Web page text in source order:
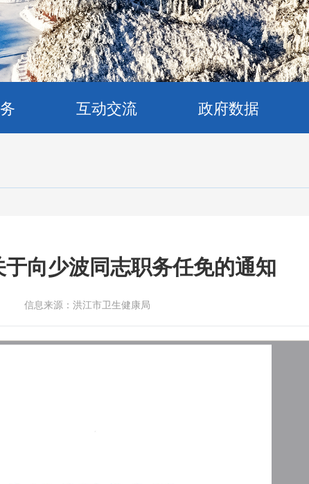
互动交流 政府数据
向少波同志职务任免的通知
信息来源：洪江市卫生健康局